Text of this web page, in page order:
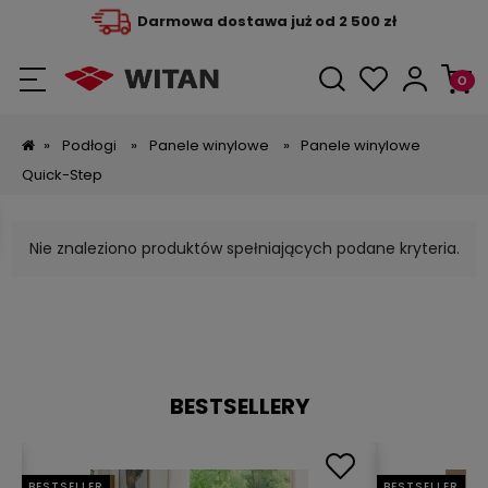
Darmowa dostawa już od 2 500 zł
» Podłogi » Panele winylowe »
Panele winylowe
Quick-Step
Nie znaleziono produktów spełniających podane kryteria.
BESTSELLERY